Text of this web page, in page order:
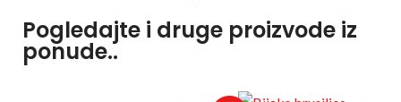
Pogledajte i druge proizvode iz
ponude..